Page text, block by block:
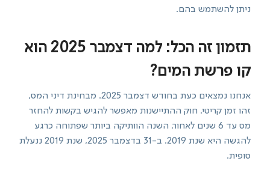
ניתן להשתמש בהם.
תזמון זה הכל: למה דצמבר 2025 הוא
קו פרשת המים?
אנחנו נמצאים כעת בחודש דצמבר 2025. מבחינת דיני המס,
זהו זמן קריטי. חוק ההתיישנות מאפשר להגיש בקשות להחזר
מס עד 6 שנים לאחור. השנה הוותיקה ביותר שפתוחה כרגע
להגשה היא שנת 2019. ב-31 בדצמבר 2025, שנת 2019 ננעלת
סופית.